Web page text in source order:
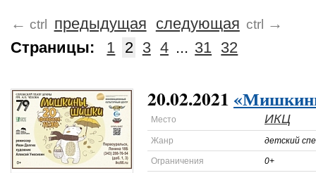
← ctrl предыдущая следующая ctrl
→
Страницы:
1 2 3 4 ... 31 32
20.02.2021
Место ИКЦ
Жанр детский
Ограничения 0+